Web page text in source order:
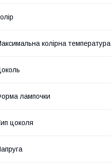
колірна температура
лампочки
цоколя